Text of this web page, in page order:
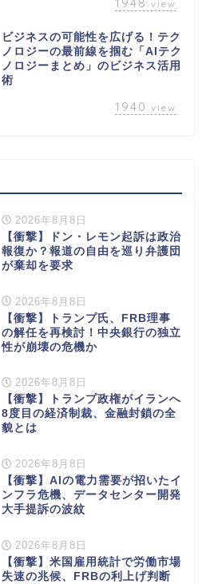
view
ビジネスの可能性を広げる！テク
ノロジーの最前線を掴む「AIテク
ノロジーまとめ」のビジネス活用
術
1940 view
2026年8月8日
【衝撃】ドン・レモン起訴は政治
報復か？報道の自由を巡り弁護団
が棄却を要求
2026年8月8日
【衝撃】トランプ氏、FRB理事
の解任を再検討！中央銀行の独立
性が崩壊の危機か
2026年8月8日
【衝撃】トランプ政権がイランへ
8度目の経済制裁、金融封鎖の全
貌とは
2026年8月8日
【衝撃】AIの電力需要が招いたイ
ンフラ危機、データセンター開発
大手提訴の波紋
2026年8月8日
【衝撃】米国雇用統計で労働市場
失速の兆候、FRBの利上げ判断